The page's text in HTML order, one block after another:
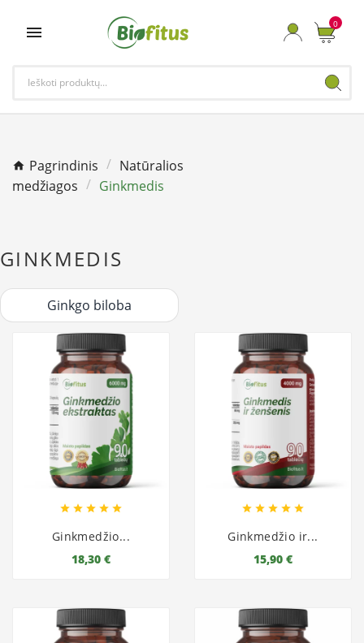
 0
Pagrindinis
Natūralios
medžiagos
Ginkmedis
GINKMEDIS
Ginkgo biloba
    
Ginkmedžio...
18,30 €
    
Ginkmedžio ir...
15,90 €